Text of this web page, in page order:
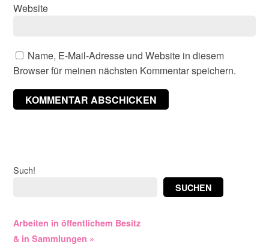
Website
Name, E-Mail-Adresse und Website in diesem
Browser für meinen nächsten Kommentar speichern.
Such!
SUCHEN
Arbeiten in öffentlichem Besitz
& in Sammlungen »